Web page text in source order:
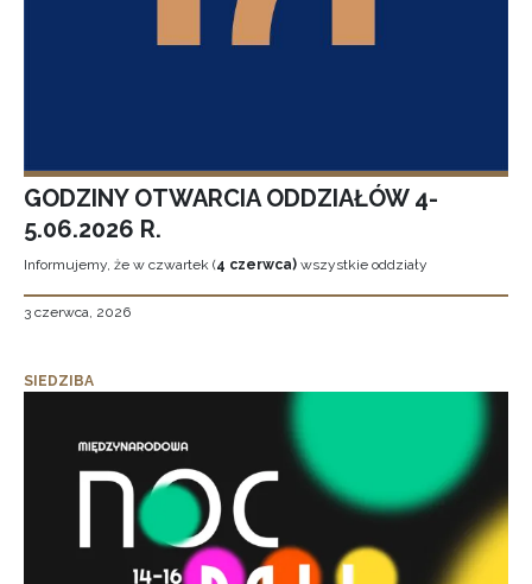
GODZINY OTWARCIA ODDZIAŁÓW 4-
5.06.2026 R.
Informujemy, że w czwartek (4 czerwca) wszystkie oddziały
3 czerwca, 2026
SIEDZIBA